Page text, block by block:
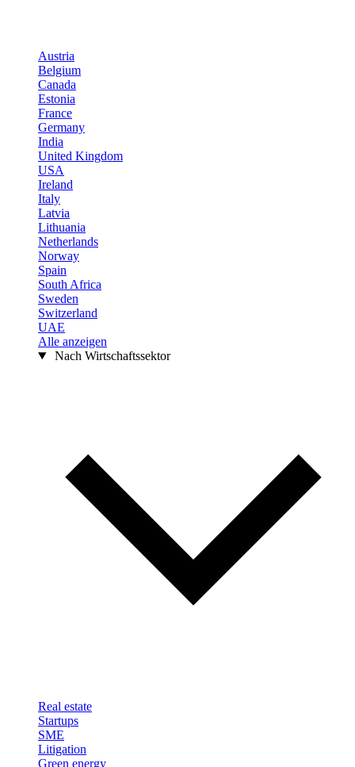
Austria
Belgium
Canada
Estonia
France
Germany
India
United Kingdom
USA
Ireland
Italy
Latvia
Lithuania
Netherlands
Norway
Spain
South Africa
Sweden
Switzerland
UAE
Alle anzeigen
Nach Wirtschaftssektor
Real estate
Startups
SME
Litigation
Green energy